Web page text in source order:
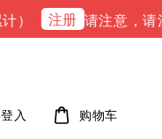
注册 请注意，请注意
登入 购物车